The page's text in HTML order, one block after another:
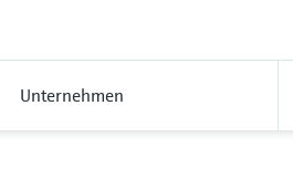
Unternehmen